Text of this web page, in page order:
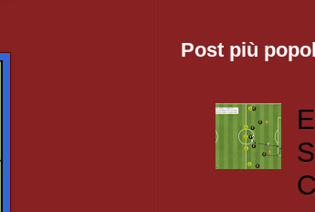
Post più